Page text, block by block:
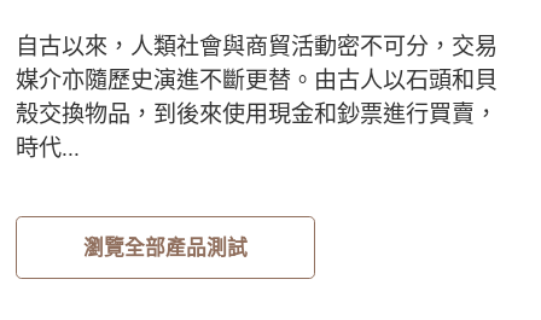
自古以來，人類社會與商貿活動密不可分，交易
媒介亦隨歷史演進不斷更替。由古人以石頭和貝
殼交換物品，到後來使用現金和鈔票進行買賣，
時代...
瀏覽全部產品測試